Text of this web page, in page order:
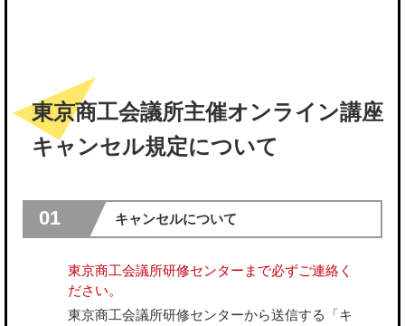
東京商工会議所主催オンライン講座
キャンセル規定について
01 キャンセルについて
東京商工会議所研修センターまで必ずご連絡く
ださい。
東京商工会議所研修センターから送信する「キ